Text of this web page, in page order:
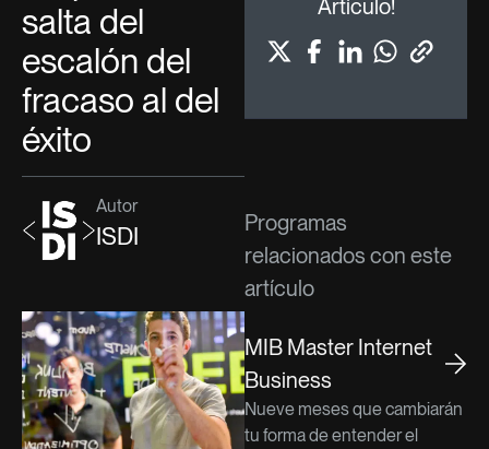
salta del
escalón del
fracaso al del
éxito
Autor
ISDI
Artículo!
Programas
relacionados con este
artículo
MIB Master Internet
Business
Nueve meses que cambiarán
tu forma de entender el